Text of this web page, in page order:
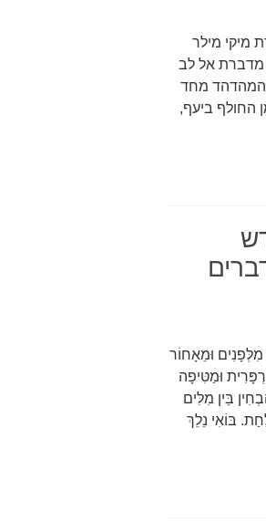
מיקי מילר
מדברת אל לב
העיניים. כך בספרו הקודם והמפתיע "איש בשנתו" (עמדה, 2022) המהדהד מחד
החולף ביעף,
וּמֵאָחוֹר
וּמַטִּיפָה
בֵּין מִלִּים
בּוֹאִי נֵלֵךְ